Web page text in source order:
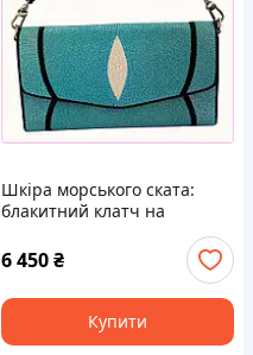
Шкіра морського ската:
блакитний клатч на
6 450₴
Купити